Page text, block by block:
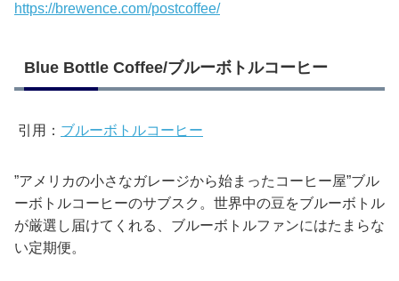
https://brewence.com/postcoffee/
Blue Bottle Coffee/ブルーボトルコーヒー
引用： ブルーボトルコーヒー
”アメリカの小さなガレージから始まったコーヒー屋”ブル
ーボトルコーヒーのサブスク。世界中の豆をブルーボトル
が厳選し届けてくれる、ブルーボトルファンにはたまらな
い定期便。